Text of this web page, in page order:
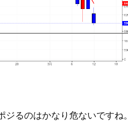
るのはかなり危ないですね。